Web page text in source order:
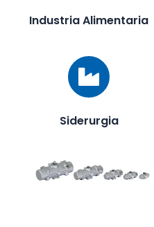
Industria Alimentaria
Siderurgia